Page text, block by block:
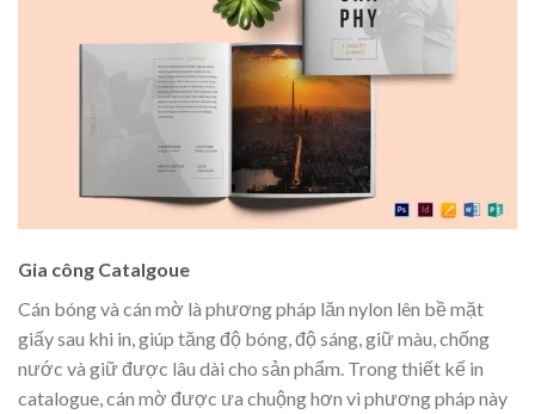
Gia công Catalgoue
Cán bóng và cán mờ là phương pháp lăn nylon lên bề mặt
giấy sau khi in, giúp tăng độ bóng, độ sáng, giữ màu, chống
nước và giữ được lâu dài cho sản phẩm. Trong thiết kế in
catalogue, cán mờ được ưa chuộng hơn vì phương pháp này